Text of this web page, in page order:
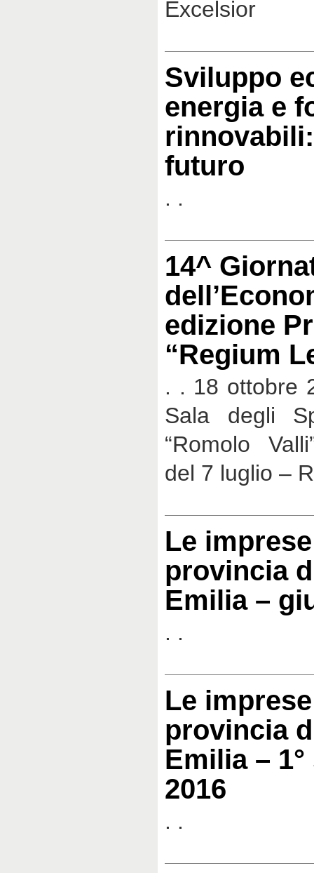
Excelsior
Sviluppo
energia e
futuro
. .
14^
edizione
“Regium
. . 18 ottobre
Sala degli
“Romolo
del 7 luglio –
Le
provincia
Emilia –
. .
Le
provincia
Emilia –
2016
. .